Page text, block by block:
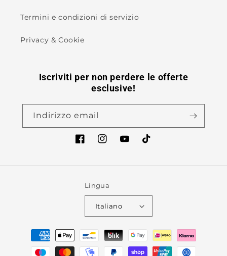
Termini e condizioni di servizio
Privacy & Cookie
Iscriviti per non perdere le offerte
esclusive!
Indirizzo email
FacebookInstagramYouTubeTikTok
Lingua
Italiano
Metodi